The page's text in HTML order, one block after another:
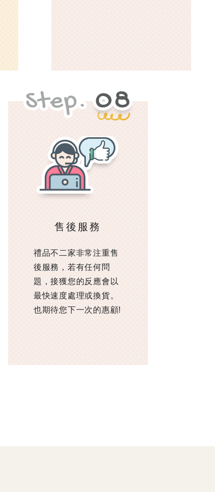
售後服務
禮品不二家非常注重售
後服務，若有任何問
題，接獲您的反應會以
最快速度處理或換貨。
也期待您下一次的惠顧!